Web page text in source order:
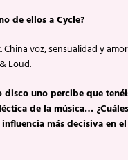
de ellos a Cycle?
China voz, sensualidad y
Loud.
disco uno percibe que
de la música…
más decisiva en